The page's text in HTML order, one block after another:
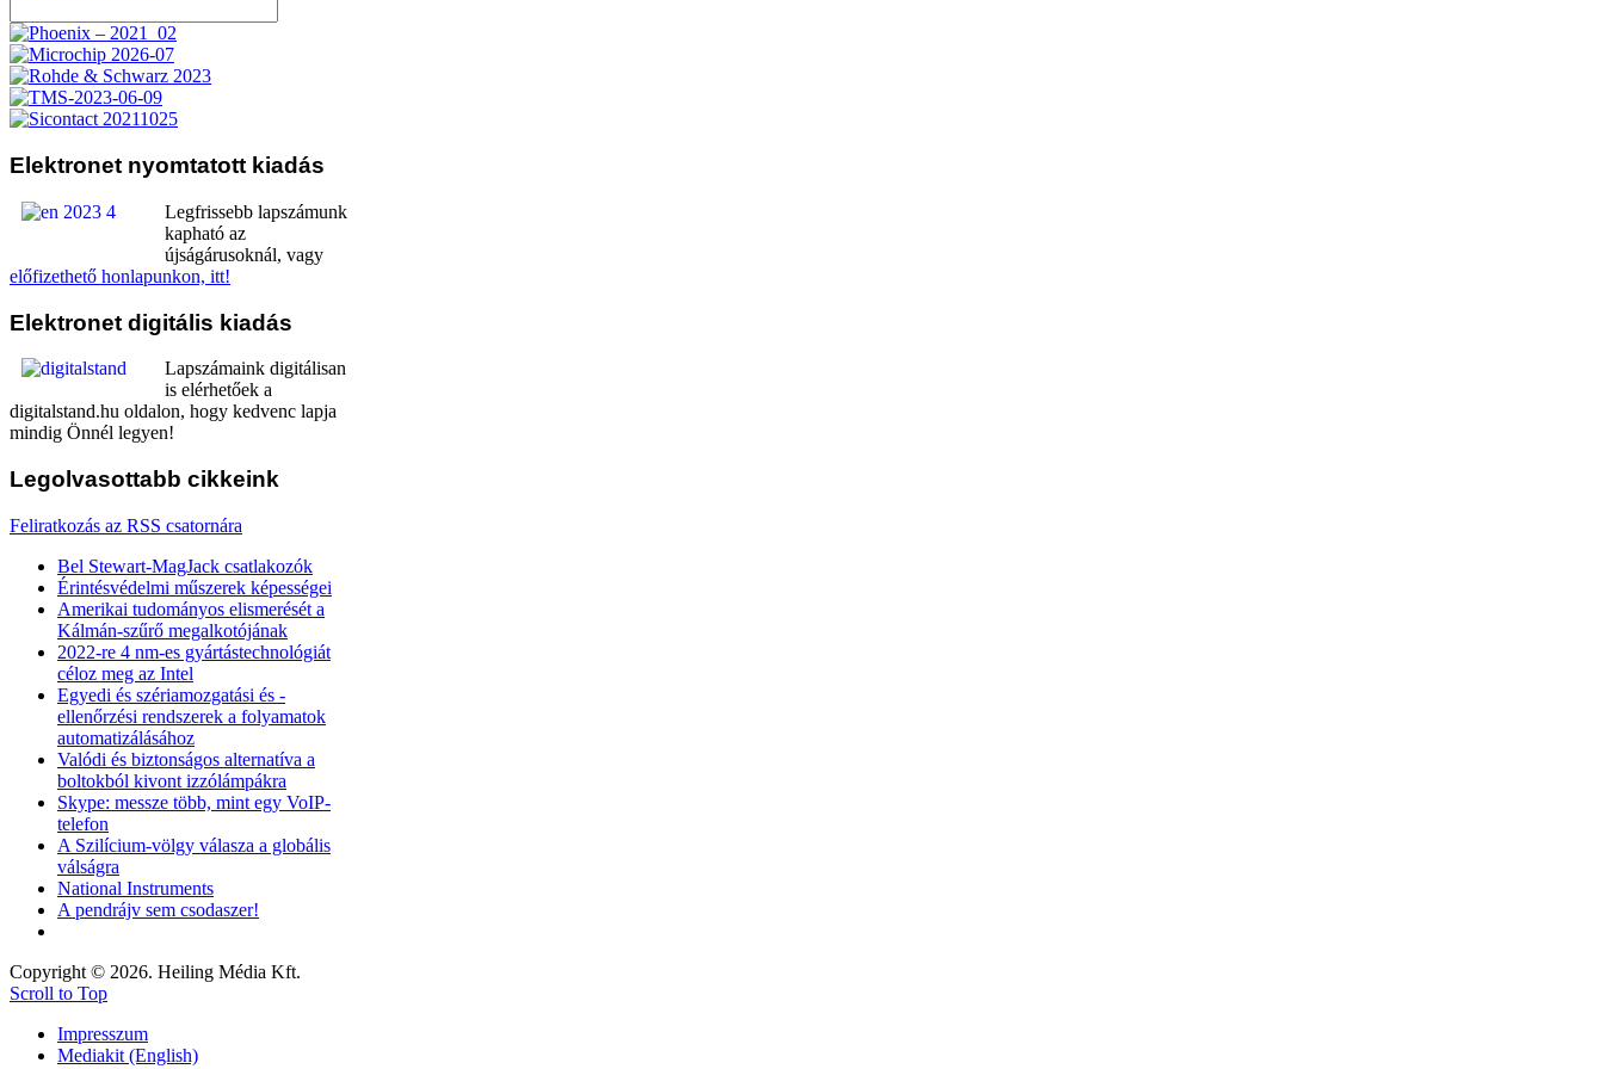
Elektronet nyomtatott kiadás
Legfrissebb lapszámunk
kapható az
újságárusoknál, vagy
előfizethető honlapunkon, itt!
Elektronet digitális kiadás
Lapszámaink digitálisan
is elérhetőek a
digitalstand.hu oldalon, hogy kedvenc lapja
mindig Önnél legyen!
Legolvasottabb cikkeink
Feliratkozás az RSS csatornára
Bel Stewart-MagJack csatlakozók
Érintésvédelmi műszerek képességei
Amerikai tudományos elismerését a
Kálmán-szűrő megalkotójának
2022-re 4 nm-es gyártástechnológiát
céloz meg az Intel
Egyedi és szériamozgatási és -
ellenőrzési rendszerek a folyamatok
automatizálásához
Valódi és biztonságos alternatíva a
boltokból kivont izzólámpákra
Skype: messze több, mint egy VoIP-
telefon
A Szilícium-völgy válasza a globális
válságra
National Instruments
A pendrájv sem csodaszer!
Copyright © 2026. Heiling Média Kft.
Scroll to Top
Impresszum
Mediakit (English)